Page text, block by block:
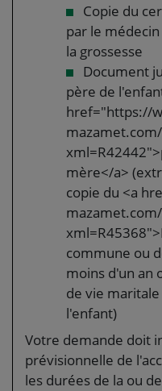
Copie du
par le
la grossesse
Document
père de
href="https://
mère</a>
copie du <a
commune ou
moins d'un an
de vie
l'enfant)
Votre demande doit
prévisionnelle de
les durées de la ou